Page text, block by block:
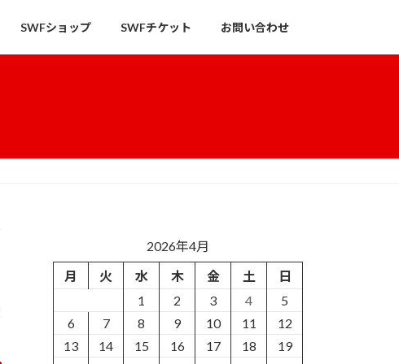
SWFショップ SWFチケット お問い合わせ
2026年4月
月
火 水 木 金 土
日
1
2 3 4
5
6
7 8 9 10 11
12
13
14 15 16 17 18
19